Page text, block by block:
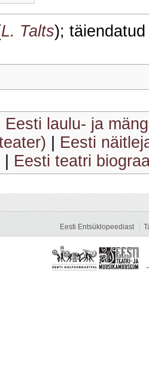
L. Talts);
Eesti laulu- ja
Eesti
Eesti teatri
Eesti Entsüklopeediast